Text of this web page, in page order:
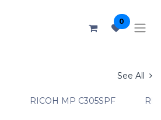
0
See All
RICOH MP C305SPF